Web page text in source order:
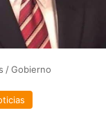
/Gobierno